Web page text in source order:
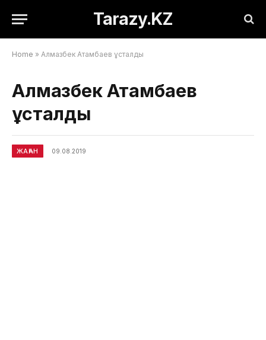
Tarazy.KZ
Home » Алмазбек Атамбаев ұсталды
Алмазбек Атамбаев
ұсталды
ЖАҺАН 09.08.2019